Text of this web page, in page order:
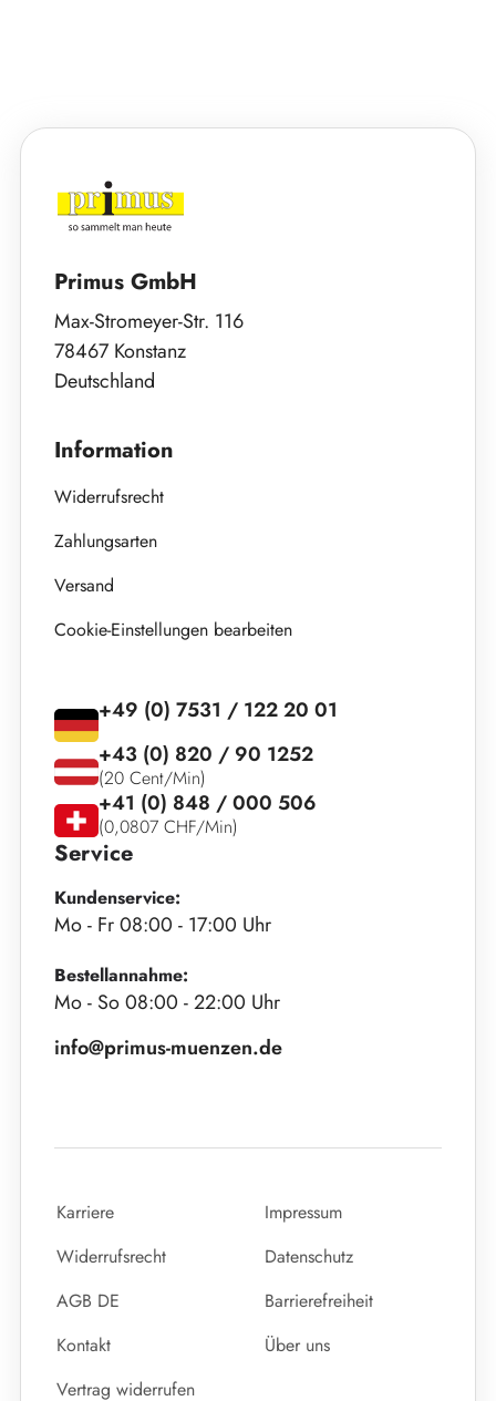
Primus GmbH
Max-Stromeyer-Str. 116
78467 Konstanz
Deutschland
Information
Widerrufsrecht
Zahlungsarten
Versand
Cookie-Einstellungen bearbeiten
Service
Kundenservice:
Mo - Fr 08:00 - 17:00 Uhr
Bestellannahme:
Mo - So 08:00 - 22:00 Uhr
info@primus-muenzen.de
+49 (0) 7531 / 122 20 01
+43 (0) 820 / 90 1252
(20 Cent/Min)
+41 (0) 848 / 000 506
(0,0807 CHF/Min)
Karriere
Impressum
Widerrufsrecht
Datenschutz
AGB DE
Barrierefreiheit
Kontakt
Über uns
Vertrag widerrufen